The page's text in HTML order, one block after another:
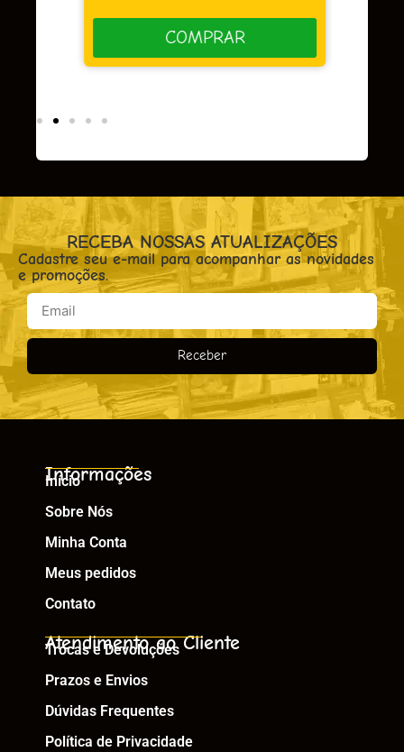
COMPRAR
RECEBA NOSSAS ATUALIZAÇÕES
Cadastre seu e-mail para acompanhar as novidades
e promoções.
Receber
Informações
Início
Sobre Nós
Minha Conta
Meus pedidos
Contato
Atendimento ao Cliente
Trocas e Devoluções
Prazos e Envios
Dúvidas Frequentes
Política de Privacidade